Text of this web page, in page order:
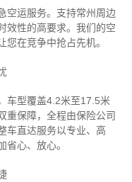
空运服务。支持常州周边
效性的高要求。我们的空
在竞争中抢占先机。
车型覆盖4.2米至17.5米
重保障，全程由保险公司
车直达服务以专业、高
心、放心。